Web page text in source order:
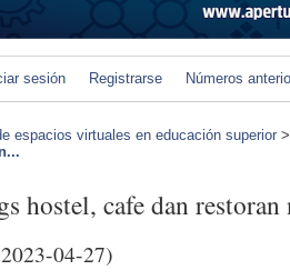
sesión Registrarse Números
espacios virtuales en educación superior
hostel, cafe dan
04-27)